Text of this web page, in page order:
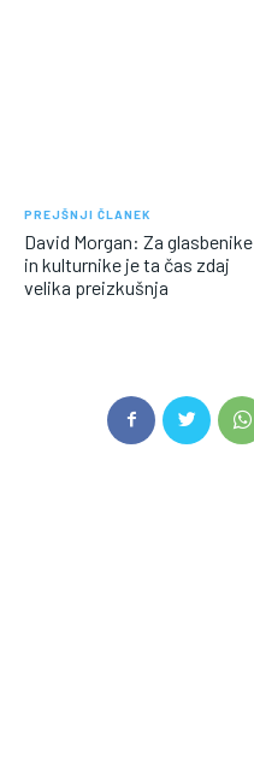
PREJŠNJI ČLANEK
David Morgan: Za glasbenike
in kulturnike je ta čas zdaj
velika preizkušnja